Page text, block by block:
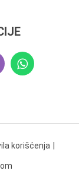
korišćenja